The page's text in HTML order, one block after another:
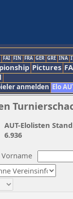
FAI FIN FRA GER GRE INA
Pictures
anmelden Elo
Vorname
AUT-Elolisten
6.936